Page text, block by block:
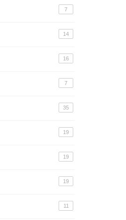
7
14
16
7
35
19
19
19
11